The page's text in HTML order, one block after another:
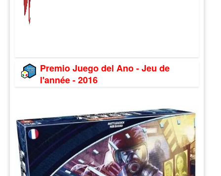
Premio Juego del Ano - Jeu de
l'année - 2016